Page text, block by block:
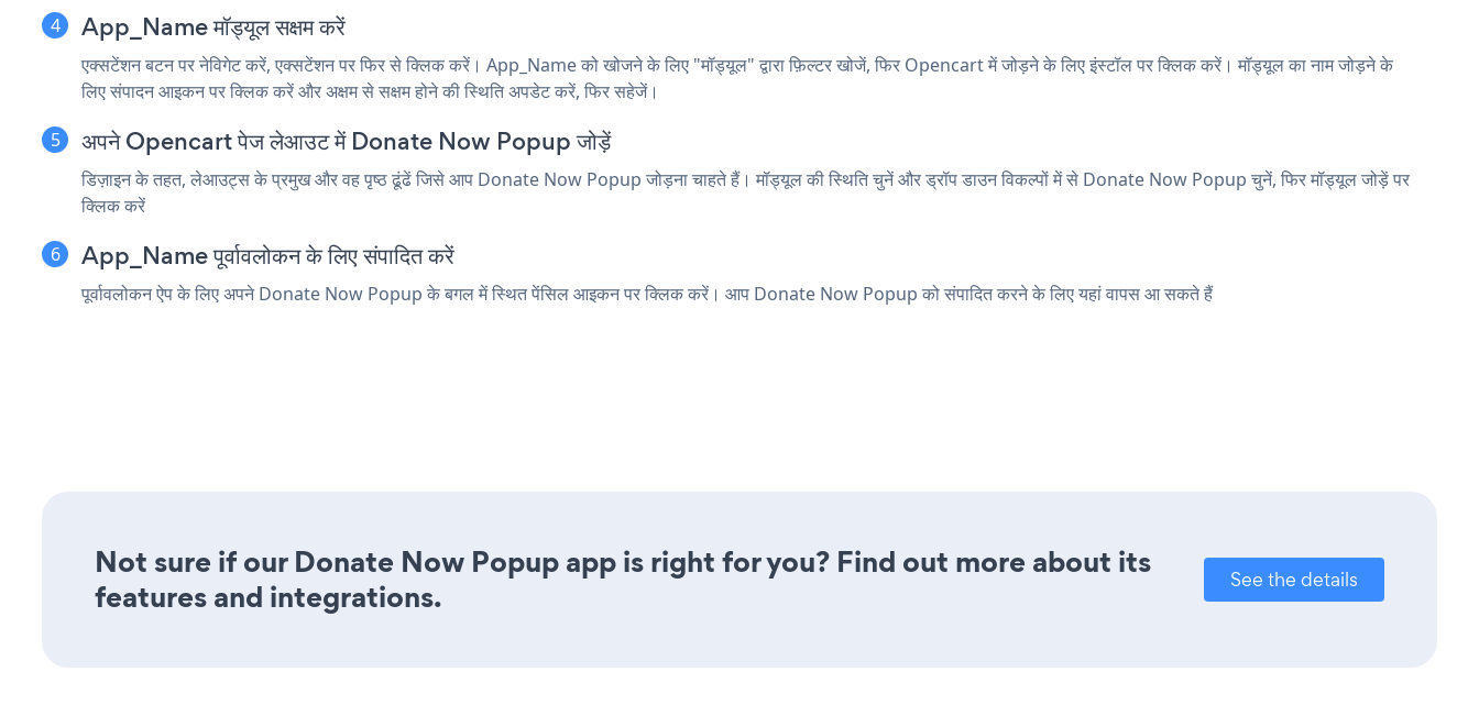
App_Name मॉड्यूल सक्षम करें
एक्सटेंशन बटन पर नेविगेट करें, एक्सटेंशन पर फिर से क्लिक करें। App_Name को खोजने के लिए "मॉड्यूल" द्वारा फ़िल्टर खोजें, फिर Opencart में जोड़ने के लिए इंस्टॉल पर क्लिक करें। मॉड्यूल का नाम जोड़ने के
लिए संपादन आइकन पर क्लिक करें और अक्षम से सक्षम होने की स्थिति अपडेट करें, फिर सहेजें।
अपने Opencart पेज लेआउट में Donate Now Popup जोड़ें
डिज़ाइन के तहत, लेआउट्स के प्रमुख और वह पृष्ठ ढूंढें जिसे आप Donate Now Popup जोड़ना चाहते हैं। मॉड्यूल की स्थिति चुनें और ड्रॉप डाउन विकल्पों में से Donate Now Popup चुनें, फिर मॉड्यूल जोड़ें पर
क्लिक करें
App_Name पूर्वावलोकन के लिए संपादित करें
पूर्वावलोकन ऐप के लिए अपने Donate Now Popup के बगल में स्थित पेंसिल आइकन पर क्लिक करें। आप Donate Now Popup को संपादित करने के लिए यहां वापस आ सकते हैं
Not sure if our Donate Now Popup app is right for you? Find out more about its
features and integrations.
See the details